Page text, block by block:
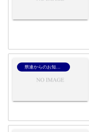
県連からのお知らせ